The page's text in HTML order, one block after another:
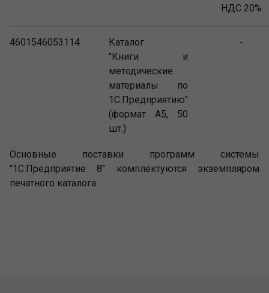
НДС 20%
4601546053114
Каталог
"Книги и
методические
материалы по
1С:Предприятию"
(формат А5, 50
шт.)
-
Основные поставки программ системы
"1С:Предприятие 8" комплектуются экземпляром
печатного каталога.